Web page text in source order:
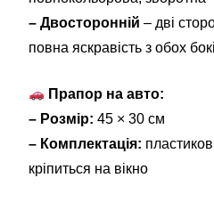
– Двосторонній – дві
повна яскравість з обох
Прапор на авто:
– Розмір: 45 × 30 см
– Комплектація:
кріпиться на вікно